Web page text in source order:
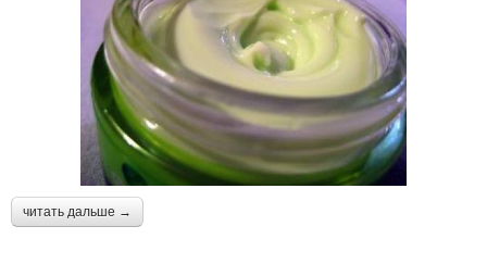
читать дальше →